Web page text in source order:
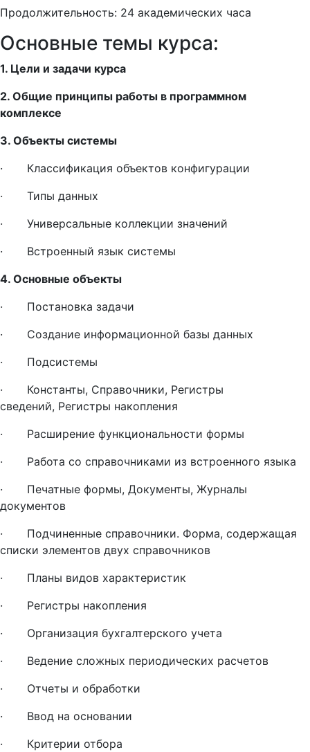
Продолжительность: 24 академических часа
Основные темы курса:
1. Цели и задачи курса
2. Общие принципы работы в программном
комплексе
3. Объекты системы
· Классификация объектов конфигурации
· Типы данных
· Универсальные коллекции значений
· Встроенный язык системы
4. Основные объекты
· Постановка задачи
· Создание информационной базы данных
· Подсистемы
· Константы, Справочники, Регистры
сведений, Регистры накопления
· Расширение функциональности формы
· Работа со справочниками из встроенного языка
· Печатные формы, Документы, Журналы
документов
· Подчиненные справочники. Форма, содержащая
списки элементов двух справочников
· Планы видов характеристик
· Регистры накопления
· Организация бухгалтерского учета
· Ведение сложных периодических расчетов
· Отчеты и обработки
· Ввод на основании
· Критерии отбора